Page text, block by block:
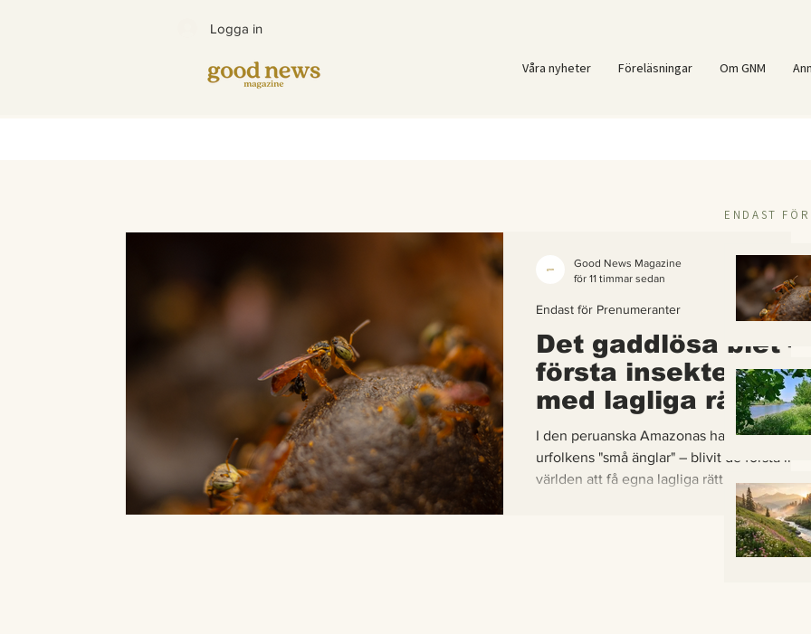
Logga in
Våra nyheter Föreläsningar Om GNM
Det gaddlösa biet –
första insekten i
med lagliga
I den peruanska Amazonas har de gaddlösa
urfolkens "små änglar" – blivit de första
världen att få egna lagliga rättigheter. En
om hur vetenskap, urfolkskunskap och
samman för att skydda regnskogens minsta
Endast för Prenumeranter
Good News Magazine
för 11 timmar sedan
ENDAST